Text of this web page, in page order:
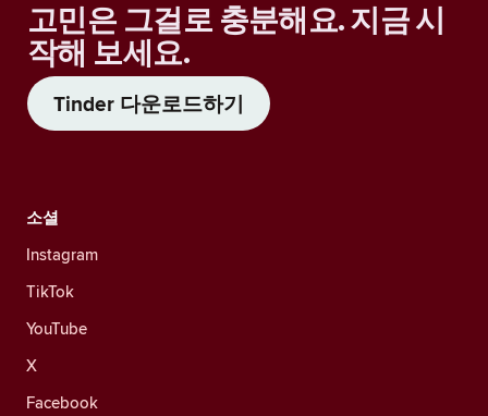
고민은 그걸로 충분해요. 지금 시
작해 보세요.
Tinder 다운로드하기
소셜
Instagram
TikTok
YouTube
X
Facebook